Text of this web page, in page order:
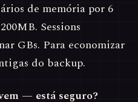
de memória por 6
Sessions
GBs. Para economizar
do backup.
— está seguro?